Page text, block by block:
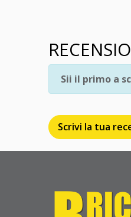
Scrivi la tua
Sii il primo a